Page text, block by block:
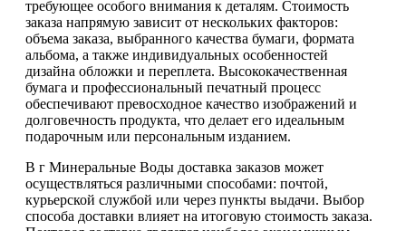
требующее особого внимания к деталям. Стоимость
заказа напрямую зависит от нескольких факторов:
объема заказа, выбранного качества бумаги, формата
альбома, а также индивидуальных особенностей
дизайна обложки и переплета. Высококачественная
бумага и профессиональный печатный процесс
обеспечивают превосходное качество изображений и
долговечность продукта, что делает его идеальным
подарочным или персональным изданием.
В г Минеральные Воды доставка заказов может
осуществляться различными способами: почтой,
курьерской службой или через пункты выдачи. Выбор
способа доставки влияет на итоговую стоимость заказа.